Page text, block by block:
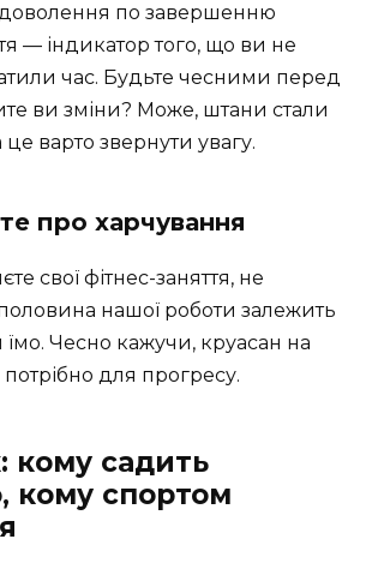
по завершенню
— індикатор того, що ви не
час. Будьте чесними перед
ви зміни? Може, штани стали
варто звернути увагу.
про харчування
свої фітнес-заняття, не
нашої роботи залежить
їмо. Чесно кажучи, круасан на
для прогресу.
кому садить
кому спортом